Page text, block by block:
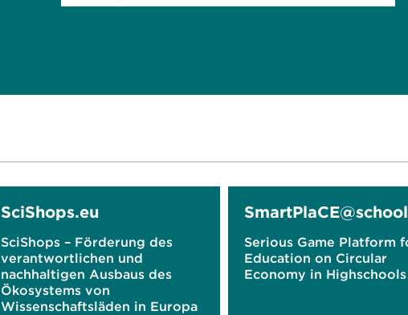
SciShops.eu
SciShops – Förderung des
verantwortlichen und
nachhaltigen Ausbaus des
Ökosystems von
Wissenschaftsläden in Europa
Serious Game Platform
Education on Circular
Economy in Highschools